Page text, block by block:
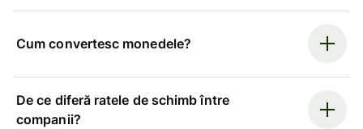
Cum convertesc monedele?
De ce diferă ratele de schimb între
companii?